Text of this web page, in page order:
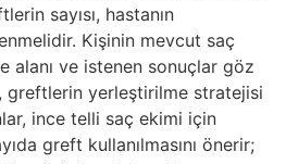
sayısı, hastanın
Kişinin mevcut saç
alanı ve istenen sonuçlar göz
greftlerin yerleştirilme stratejisi
ince telli saç ekimi için
greft kullanılmasını önerir;